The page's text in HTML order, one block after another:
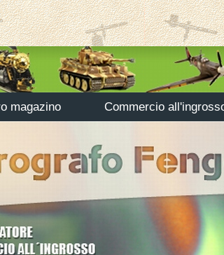
magazino Commercio